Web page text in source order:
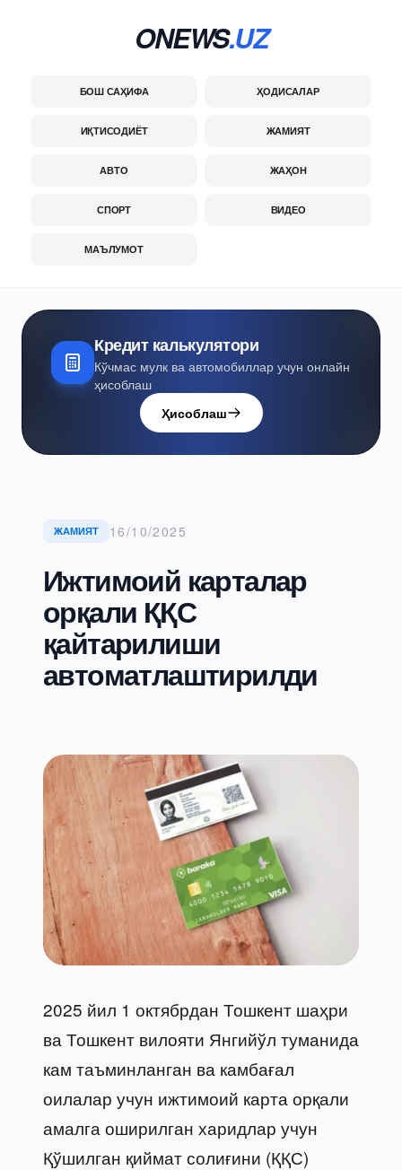
ONEWS.UZ
БОШ САҲИФА ҲОДИСАЛАР
ИҚТИСОДИЁТ ЖАМИЯТ
АВТО ЖАҲОН
СПОРТ ВИДЕО
МАЪЛУМОТ
Кредит калькулятори
Кўчмас мулк ва автомобиллар учун онлайн
ҳисоблаш
Ҳисоблаш
ЖАМИЯТ 16/10/2025
Ижтимоий карталар
орқали ҚҚС
қайтарилиши
автоматлаштирилди
2025 йил 1 октябрдан Тошкент шаҳри
ва Тошкент вилояти Янгийўл туманида
кам таъминланган ва камбағал
оилалар учун ижтимоий карта орқали
амалга оширилган харидлар учун
Қўшилган қиймат солиғини (ҚҚС)